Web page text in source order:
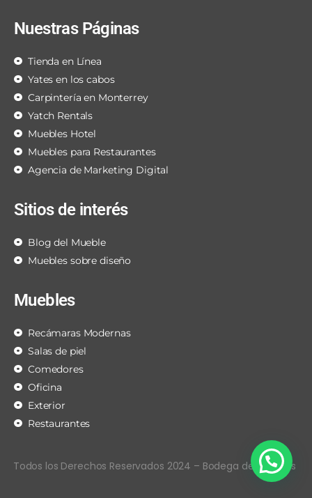
Nuestras Páginas
Tienda en Línea
Yates en los cabos
Carpintería en Monterrey
Yatch Rentals
Muebles Hotel
Muebles para Restaurantes
Agencia de Marketing Digital
Sitios de interés
Blog del Mueble
Muebles sobre diseño
Muebles
Recámaras Modernas
Salas de piel
Comedores
Oficina
Exterior
Restaurantes
Todos los Derechos Reservados 2024 – Bodega de Muebles